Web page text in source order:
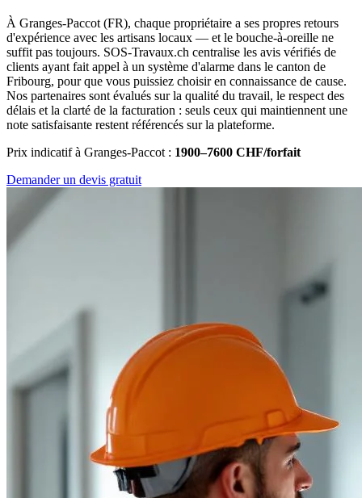
À Granges-Paccot (FR), chaque propriétaire a ses propres retours
d'expérience avec les artisans locaux — et le bouche-à-oreille ne
suffit pas toujours. SOS-Travaux.ch centralise les avis vérifiés de
clients ayant fait appel à un système d'alarme dans le canton de
Fribourg, pour que vous puissiez choisir en connaissance de cause.
Nos partenaires sont évalués sur la qualité du travail, le respect des
délais et la clarté de la facturation : seuls ceux qui maintiennent une
note satisfaisante restent référencés sur la plateforme.
Prix indicatif à Granges-Paccot : 1900–7600 CHF/forfait
Demander un devis gratuit